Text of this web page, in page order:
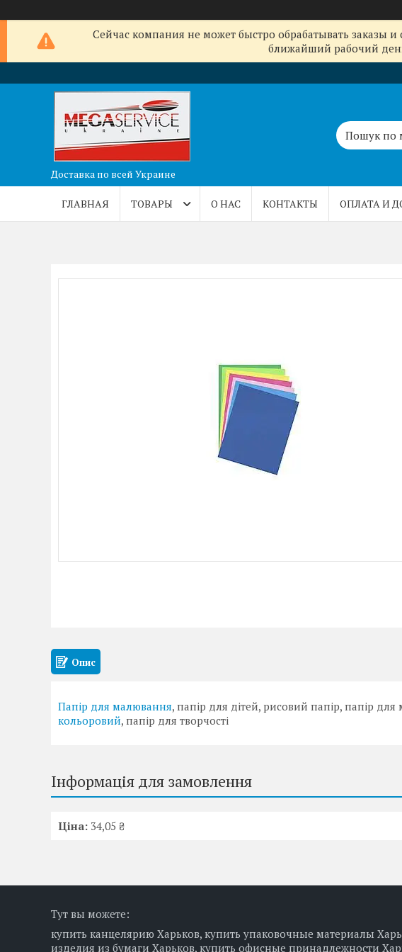
Сейчас компания не может быстро обрабатывать заказы
ближайший рабочий
Доставка по всей Украине
ГЛАВНАЯ ТОВАРЫ О НАС КОНТАКТЫ ОПЛАТА И
Опис
Папір для малювання, папір для дітей, рисовий папір, папір
кольоровий, папір для творчості
Інформація для замовлення
Ціна: 34,05 ₴
Тут вы можете:
купить канцелярию Харьков, купить упаковочные материалы
изделия из бумаги Харьков, купить офисные принадлежности